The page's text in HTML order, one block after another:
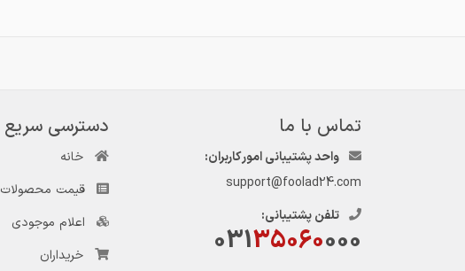
تماس با ما
واحد پشتیبانی امور کاربران:
support@foolad24.com
تلفن پشتیبانی:
03135060000
دسترسی سریع
خانه
قیمت محصولات
اعلام موجودی
خریداران